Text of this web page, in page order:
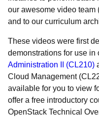
our awesome video team
and to our curriculum
These videos were first
demonstrations for use in
Administration II (CL210)
Cloud Management
available for you to view
offer a free introductory
OpenStack Technical